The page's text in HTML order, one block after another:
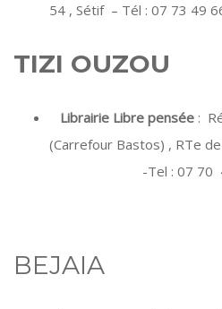
54 , Sétif – Tél : 07 73 49
TIZI OUZOU
Librairie Libre pensée :
(Carrefour Bastos) ,
-Tel : 07 70 43
BEJAIA